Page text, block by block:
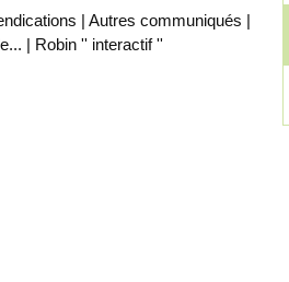
| Autres communiqués |
| Robin '' interactif ''